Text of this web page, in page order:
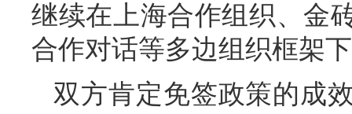
继续在上海合作组织、金
合作对话等多边组织框架
双方肯定免签政策的成